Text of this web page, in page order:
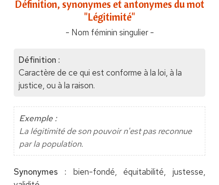
Définition, synonymes et antonymes du mot
"Légitimité"
- Nom féminin singulier -
Définition :
Caractère de ce qui est conforme à la loi, à la
justice, ou à la raison.
Exemple :
La légitimité de son pouvoir n'est pas reconnue
par la population.
Synonymes : bien-fondé, équitabilité, justesse,